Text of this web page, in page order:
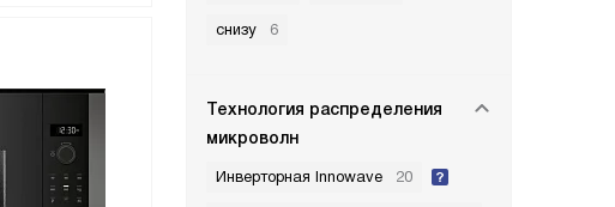
снизу 6
Технология распределения
микроволн
Инверторная Innowave 20